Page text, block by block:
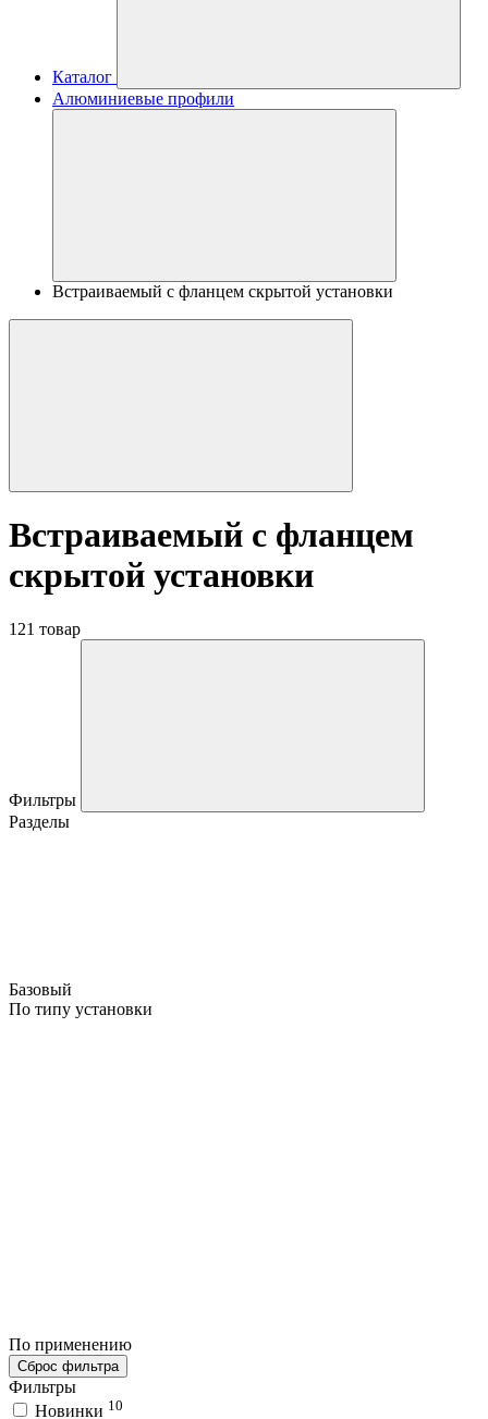
Каталог
Алюминиевые профили
Встраиваемый с фланцем скрытой установки
Встраиваемый с фланцем
скрытой установки
121 товар
Фильтры
Разделы
Базовый
По типу установки
По применению
Сброс фильтра
Фильтры
Новинки 10